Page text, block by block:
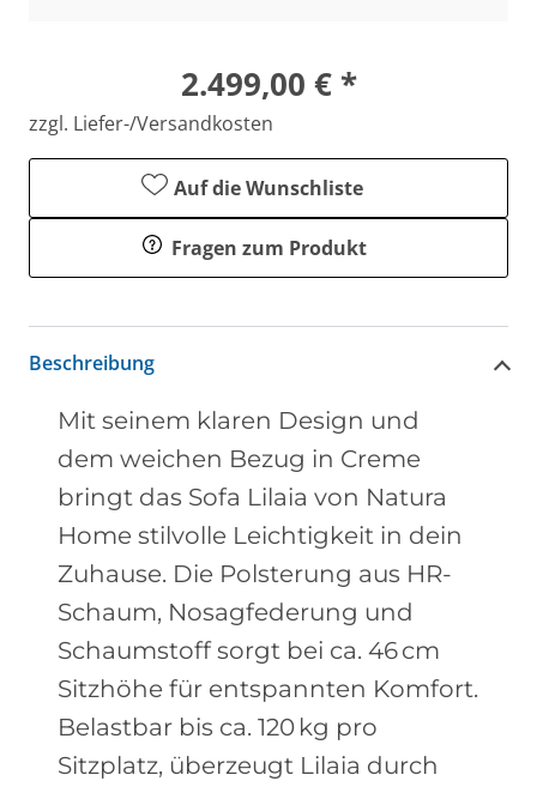
2.499,00 € *
zzgl. Liefer-/Versandkosten
Auf die Wunschliste
Fragen zum Produkt
Beschreibung
Mit seinem klaren Design und
dem weichen Bezug in Creme
bringt das Sofa Lilaia von Natura
Home stilvolle Leichtigkeit in dein
Zuhause. Die Polsterung aus HR-
Schaum, Nosagfederung und
Schaumstoff sorgt bei ca. 46 cm
Sitzhöhe für entspannten Komfort.
Belastbar bis ca. 120 kg pro
Sitzplatz, überzeugt Lilaia durch